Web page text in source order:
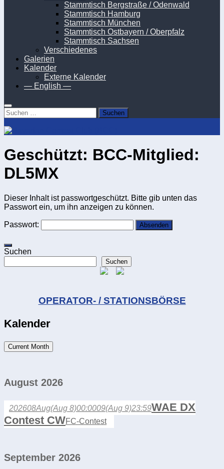
Stammtisch Bergstraße / Odenwald
Stammtisch Hamburg
Stammtisch München
Stammtisch Ostbayern / Oberpfalz
Stammtisch Sachsen
Verschiedenes
Galerien
Kalender
Externe Kalender
— English —
Suchen
nach:
Geschützt: BCC-Mitglied:
DL5MX
Dieser Inhalt ist passwortgeschützt. Bitte gib unten das
Passwort ein, um ihn anzeigen zu können.
Passwort:
Suchen
Suchen
OPERATOR- / STATIONSBÖRSE
Kalender
Current Month
August 2026
202608Aug(Aug 8)00:0009(Aug 9)23:59WAE DX
Contest CWFC-Contest
September 2026